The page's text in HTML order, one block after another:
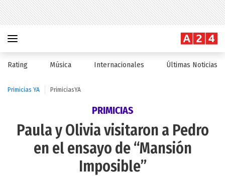
Rating Música Internacionales Últimas Noticias
Primicias YA PrimiciasYA
PRIMICIAS
Paula y Olivia visitaron a Pedro
en el ensayo de “Mansión
Imposible”